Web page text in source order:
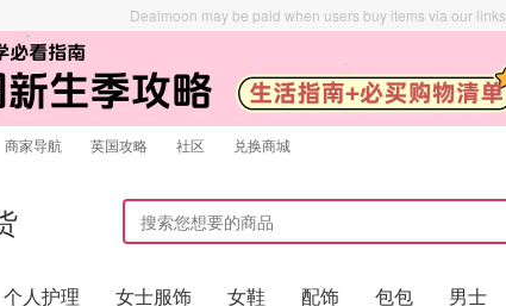
Dealmoon may be paid when users buy items via our links.
商家导航 英国攻略 社区 兑换商城
个人护理 女士服饰 女鞋 配饰 包包 男士